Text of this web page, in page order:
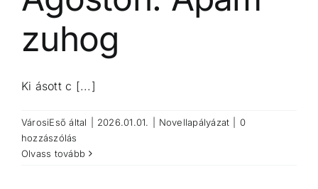
zuhog
Ki ásott c [...]
VárosiEső által 2026.01.01. Novellapályázat
0
hozzászólás
Olvass tovább